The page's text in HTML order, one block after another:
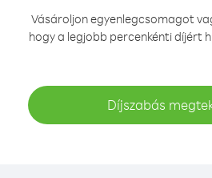
Vásároljon egyenlegcsomagot
hogy a legjobb percenkénti díjért
Díjszabás